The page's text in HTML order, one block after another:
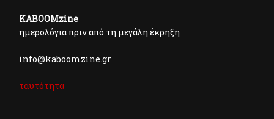
KABOOMzine
ημερολόγια πριν από τη μεγάλη έκρηξη
info@kaboomzine.gr
ταυτότητα